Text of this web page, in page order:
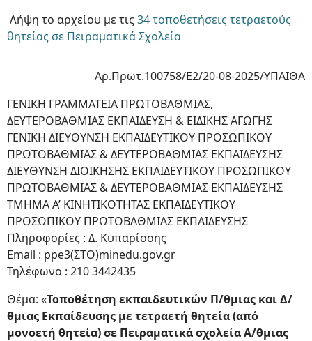
Λήψη το αρχείου με τις34 τοποθετήσεις τετραετούς
θητείας σε Πειραματικά Σχολεία
Αρ.Πρωτ.100758/E2/20-08-2025/ΥΠΑΙΘΑ
ΓΕΝΙΚΗ ΓΡΑΜΜΑΤΕΙΑ ΠΡΩΤΟΒΑΘΜΙΑΣ,
ΔΕΥΤΕΡΟΒΑΘΜΙΑΣ ΕΚΠΑΙΔΕΥΣΗ & ΕΙΔΙΚΗΣ ΑΓΩΓΗΣ
ΓΕΝΙΚΗ ΔΙΕΥΘΥΝΣΗ ΕΚΠΑΙΔΕΥΤΙΚΟΥ ΠΡΟΣΩΠΙΚΟΥ
ΠΡΩΤΟΒΑΘΜΙΑΣ & ΔΕΥΤΕΡΟΒΑΘΜΙΑΣ ΕΚΠΑΙΔΕΥΣΗΣ
ΔΙΕΥΘΥΝΣΗ ΔΙΟΙΚΗΣΗΣ ΕΚΠΑΙΔΕΥΤΙΚΟΥ ΠΡΟΣΩΠΙΚΟΥ
ΠΡΩΤΟΒΑΘΜΙΑΣ & ΔΕΥΤΕΡΟΒΑΘΜΙΑΣ ΕΚΠΑΙΔΕΥΣΗΣ
ΤΜΗΜΑ Α’ ΚΙΝΗΤΙΚΟΤΗΤΑΣ ΕΚΠΑΙΔΕΥΤΙΚΟΥ
ΠΡΟΣΩΠΙΚΟΥ ΠΡΩΤΟΒΑΘΜΙΑΣ ΕΚΠΑΙΔΕΥΣΗΣ
Πληροφορίες : Δ. Κυπαρίσσης
Email : ppe3(ΣΤΟ)minedu.gov.gr
Τηλέφωνο : 210 3442435
Θέμα: «Τοποθέτηση εκπαιδευτικών Π/θμιας και Δ/
θμιας Εκπαίδευσης με τετραετή θητεία (από
μονοετή θητεία) σε Πειραματικά σχολεία Α/θμιας